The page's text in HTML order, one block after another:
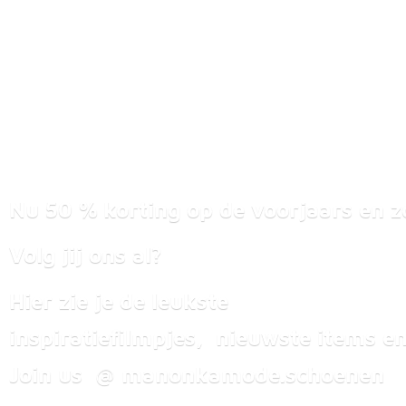
Nu 50 % korting op de voorjaars en
Volg jij ons al?
Hier zie je de leukste
inspiratiefilmpjes, nieuwste items
Join us @ manonkamode.schoenen